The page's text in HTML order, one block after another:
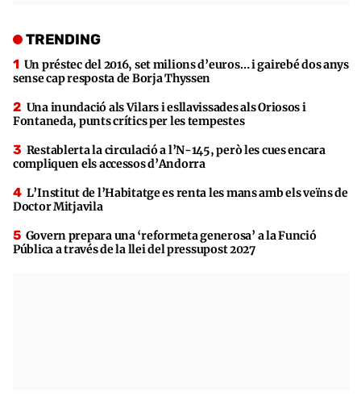
TRENDING
Un préstec del 2016, set milions d’euros… i gairebé dos anys
sense cap resposta de Borja Thyssen
Una inundació als Vilars i esllavissades als Oriosos i
Fontaneda, punts crítics per les tempestes
Restablerta la circulació a l’N-145, però les cues encara
compliquen els accessos d’Andorra
L’Institut de l’Habitatge es renta les mans amb els veïns de
Doctor Mitjavila
Govern prepara una ‘reformeta generosa’ a la Funció
Pública a través de la llei del pressupost 2027